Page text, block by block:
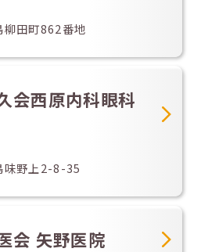
柳田町862番地
会西原内科眼科
味野上2-8-35
会 矢野医院